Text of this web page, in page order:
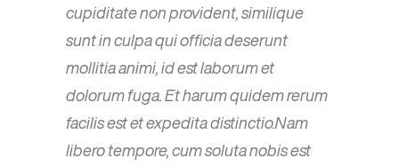
cupiditate non provident, similique
sunt in culpa qui officia deserunt
mollitia animi, id est laborum et
dolorum fuga. Et harum quidem rerum
facilis est et expedita distinctio.Nam
libero tempore, cum soluta nobis est